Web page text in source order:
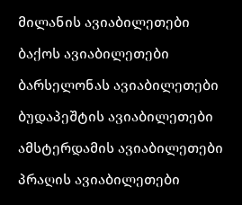
მილანის ავიაბილეთები
ბაქოს ავიაბილეთები
ბარსელონას ავიაბილეთები
ბუდაპეშტის ავიაბილეთები
ამსტერდამის ავიაბილეთები
პრაღის ავიაბილეთები